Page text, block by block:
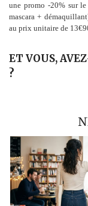
une promo -20% sur
mascara +
au prix unitaire de
ET VOUS,
?